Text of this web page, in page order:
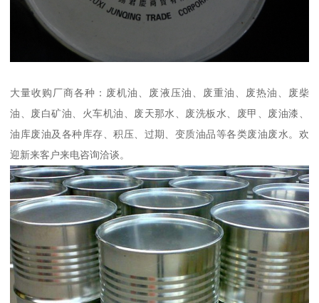
大量收购厂商各种：废机油、废液压油、废重油、废热油、废柴
油、废白矿油、火车机油、废天那水、废洗板水、废甲、废油漆、
油库废油及各种库存、积压、过期、变质油品等各类废油废水。欢
迎新来客户来电咨询洽谈。